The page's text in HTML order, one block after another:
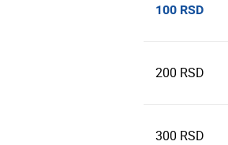
100 RSD
200 RSD
300 RSD